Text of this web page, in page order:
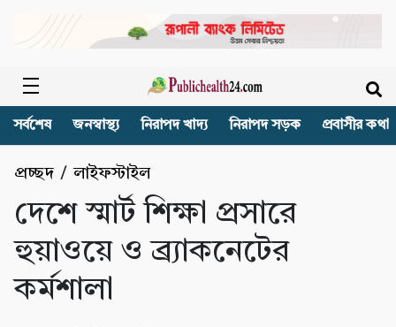
সর্বশেষ জনস্বাস্থ্য নিরাপদ খাদ্য নিরাপদ সড়ক প্রবাসীর কথা
প্রচ্ছদ /লাইফস্টাইল
দেশে স্মার্ট শিক্ষা প্রসারে
হুয়াওয়ে ও ব্র্যাকনেটের
কর্মশালা